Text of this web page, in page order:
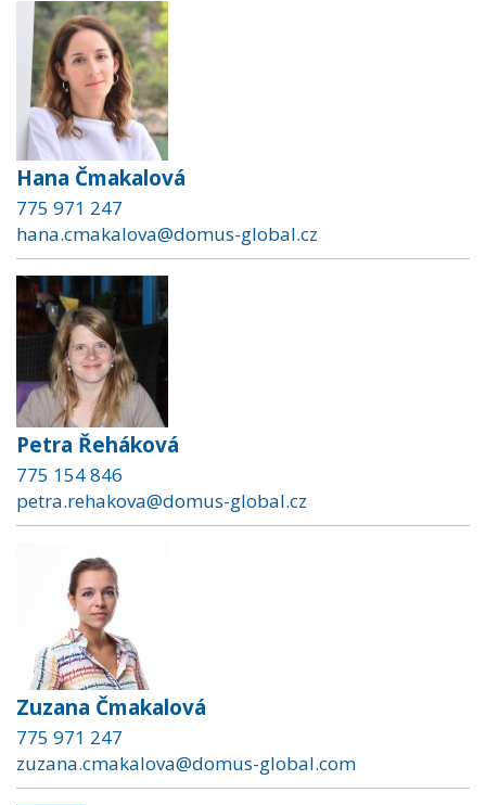
Hana Čmakalová
775 971 247
hana.cmakalova@domus-global.cz
Petra Řeháková
775 154 846
petra.rehakova@domus-global.cz
Zuzana Čmakalová
775 971 247
zuzana.cmakalova@domus-global.com